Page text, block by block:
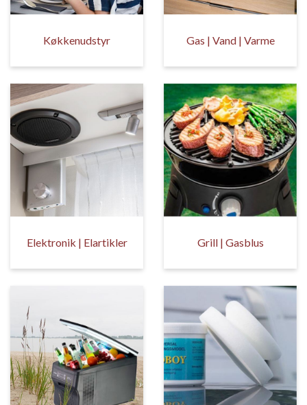
Køkkenudstyr Gas | Vand | Varme
Elektronik | Elartikler Grill | Gasblus